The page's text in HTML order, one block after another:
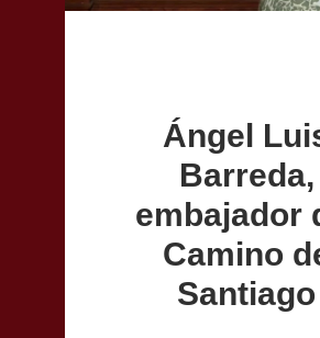
Ángel
Barreda,
embajador
Camino
Santiago